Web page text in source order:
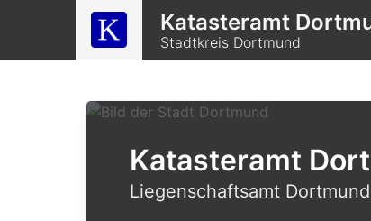
Katasteramt
Stadtkreis Dortmund
Katasteramt
Liegenschaftsamt Dortmund